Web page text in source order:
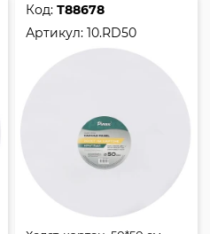
Код:Т88678
Артикул:10.RD50